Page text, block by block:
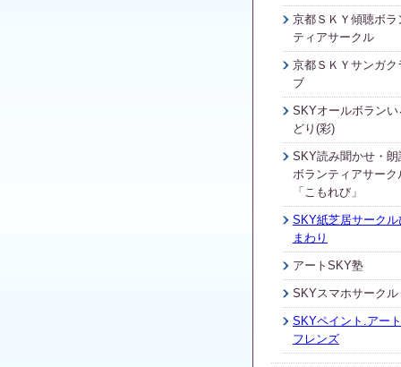
京都ＳＫＹ傾聴ボラ
ティアサークル
京都ＳＫＹサンガク
ブ
SKYオールボランい
どり(彩)
SKY読み聞かせ・朗
ボランティアサーク
「こもれび」
SKY紙芝居サークル
まわり
アートSKY塾
SKYスマホサークル
SKYペイント.アート.
フレンズ